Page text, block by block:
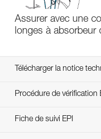
Assurer avec une
longes à absorbeur
Procédure de vérification
verif EPI-
Fiche de suivi EPI